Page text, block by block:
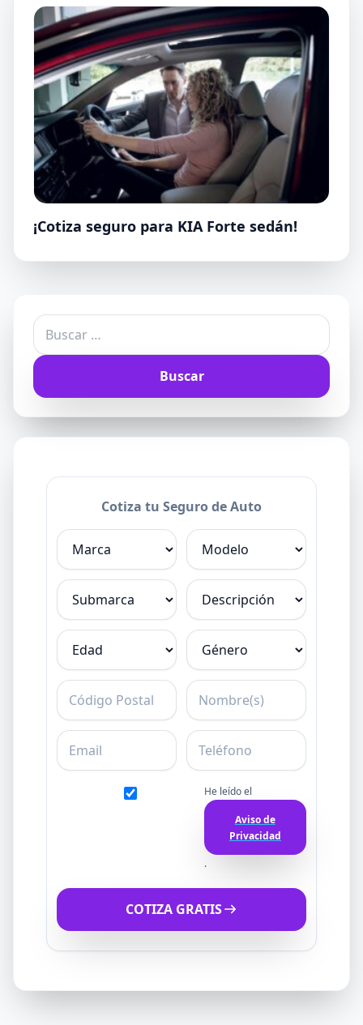
¡Cotiza seguro para KIA Forte sedán!
Buscar:
Cotiza tu Seguro de Auto
Marca
Modelo
Submarca Descripción
Edad Género
C.P. Nombre
Email Teléfono
He leído el
Aviso de
Privacidad
.
COTIZA GRATIS